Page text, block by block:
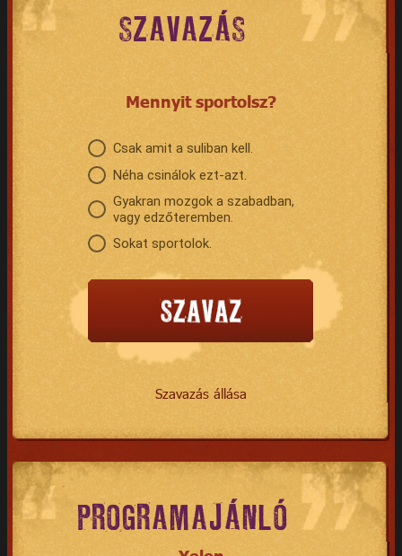
SZAVAZÁS
Mennyit sportolsz?
Csak amit a suliban kell.
Néha csinálok ezt-azt.
Gyakran mozgok a szabadban,
vagy edzőteremben.
Sokat sportolok.
Szavazás állása
PROGRAMAJÁNLÓ